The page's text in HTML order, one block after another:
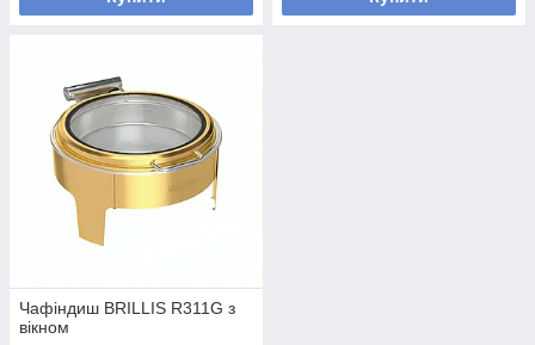
Чафіндиш BRILLIS R311G з
вікном